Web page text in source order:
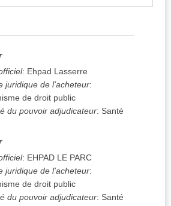
: Ehpad Lasserre
juridique de l'acheteur:
de droit public
du pouvoir adjudicateur: Santé
: EHPAD LE PARC
juridique de l'acheteur:
de droit public
du pouvoir adjudicateur: Santé